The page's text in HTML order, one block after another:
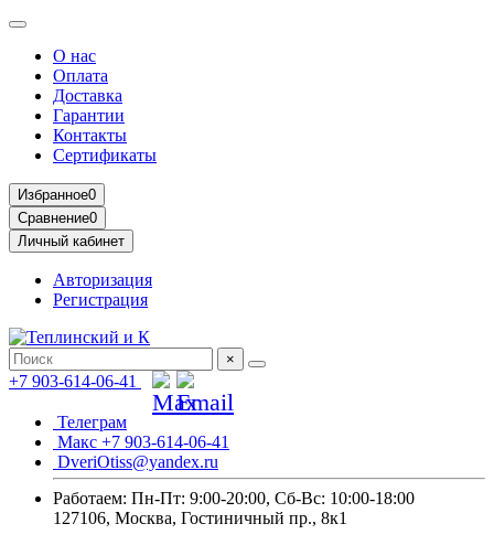
О нас
Оплата
Доставка
Гарантии
Контакты
Сертификаты
Избранное0
Сравнение0
Личный кабинет
Авторизация
Регистрация
×
+7 903-614-06-41
Телеграм
Макс +7 903-614-06-41
DveriOtiss@yandex.ru
Работаем: Пн-Пт: 9:00-20:00, Сб-Вс: 10:00-18:00
127106, Москва, Гостиничный пр., 8к1